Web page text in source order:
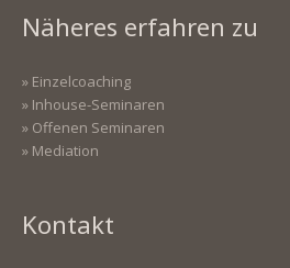
Näheres erfahren zu
» Einzelcoaching
» Inhouse-Seminaren
» Offenen Seminaren
» Mediation
Kontakt